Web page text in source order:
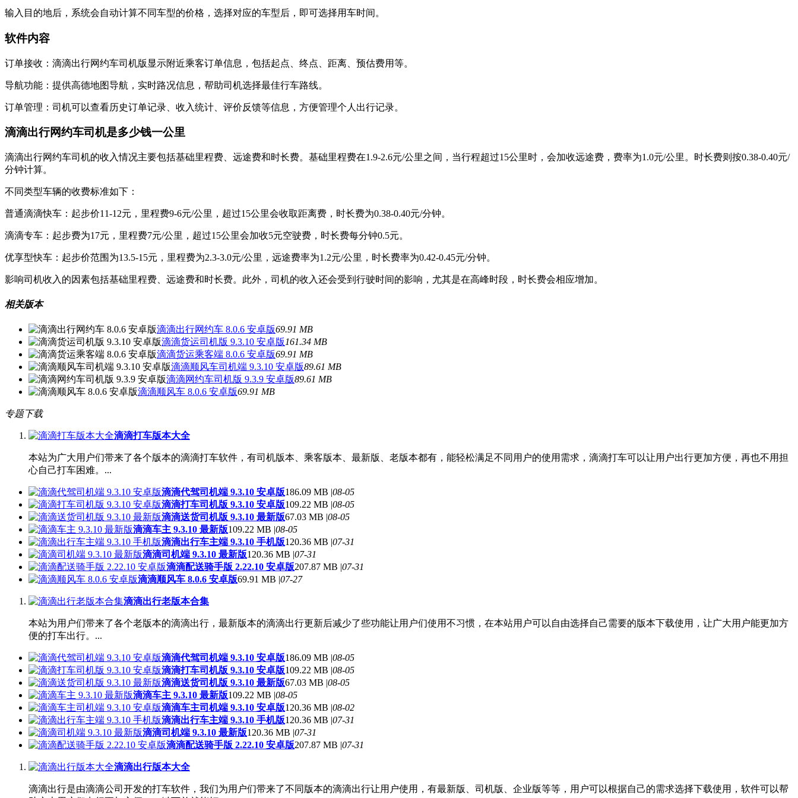
输入目的地后，系统会自动计算不同车型的价格，选择对应的车型后，即可选择用车时间。‌
软件内容
订单接收：滴滴出行网约车司机版显示附近乘客订单信息，包括起点、终点、距离、预估费用等。
导航功能：提供高德地图导航，实时路况信息，帮助司机选择最佳行车路线。
订单管理：司机可以查看历史订单记录、收入统计、评价反馈等信息，方便管理个人出行记录。
‌滴滴出行网约车司机是多少钱一公里
滴滴出行网约车司机的收入情况‌主要包括基础里程费、远途费和时长费。基础里程费在1.9-2.6元/公里之间，当行程超过15公里时，会加收远途费，费率为1.0元/公里。时长费则按0.38-0.40元/
分钟计算‌。
‌不同类型车辆的收费标准‌如下：
‌普通滴滴快车‌：起步价11-12元，里程费9-6元/公里，超过15公里会收取距离费，时长费为0.38-0.40元/分钟‌。
‌滴滴专车‌：起步费为17元，里程费7元/公里，超过15公里会加收5元空驶费，时长费每分钟0.5元‌。
‌优享型快车‌：起步价范围为13.5-15元，里程费为2.3-3.0元/公里，远途费率为1.2元/公里，时长费率为0.42-0.45元/分钟‌。
‌影响司机收入的因素‌包括基础里程费、远途费和时长费。此外，司机的收入还会受到行驶时间的影响，尤其是在高峰时段，时长费会相应增加‌。
相关版本
滴滴出行网约车 8.0.6 安卓版69.91 MB
滴滴货运司机版 9.3.10 安卓版161.34 MB
滴滴货运乘客端 8.0.6 安卓版69.91 MB
滴滴顺风车司机端 9.3.10 安卓版89.61 MB
滴滴网约车司机版 9.3.9 安卓版89.61 MB
滴滴顺风车 8.0.6 安卓版69.91 MB
专题下载
滴滴打车版本大全
本站为广大用户们带来了各个版本的滴滴打车软件，有司机版本、乘客版本、最新版、老版本都有，能轻松满足不同用户的使用需求，滴滴打车可以让用户出行更加方便，再也不用担
心自己打车困难。...
滴滴代驾司机端 9.3.10 安卓版186.09 MB | 08-05
滴滴打车司机版 9.3.10 安卓版109.22 MB | 08-05
滴滴送货司机版 9.3.10 最新版67.03 MB | 08-05
滴滴车主 9.3.10 最新版109.22 MB | 08-05
滴滴出行车主端 9.3.10 手机版120.36 MB | 07-31
滴滴司机端 9.3.10 最新版120.36 MB | 07-31
滴滴配送骑手版 2.22.10 安卓版207.87 MB | 07-31
滴滴顺风车 8.0.6 安卓版69.91 MB | 07-27
滴滴出行老版本合集
本站为用户们带来了各个老版本的滴滴出行，最新版本的滴滴出行更新后减少了些功能让用户们使用不习惯，在本站用户可以自由选择自己需要的版本下载使用，让广大用户能更加方
便的打车出行。...
滴滴代驾司机端 9.3.10 安卓版186.09 MB | 08-05
滴滴打车司机版 9.3.10 安卓版109.22 MB | 08-05
滴滴送货司机版 9.3.10 最新版67.03 MB | 08-05
滴滴车主 9.3.10 最新版109.22 MB | 08-05
滴滴车主司机端 9.3.10 安卓版120.36 MB | 08-02
滴滴出行车主端 9.3.10 手机版120.36 MB | 07-31
滴滴司机端 9.3.10 最新版120.36 MB | 07-31
滴滴配送骑手版 2.22.10 安卓版207.87 MB | 07-31
滴滴出行版本大全
滴滴出行是由滴滴公司开发的打车软件，我们为用户们带来了不同版本的滴滴出行让用户使用，有最新版、司机版、企业版等等，用户可以根据自己的需求选择下载使用，软件可以帮